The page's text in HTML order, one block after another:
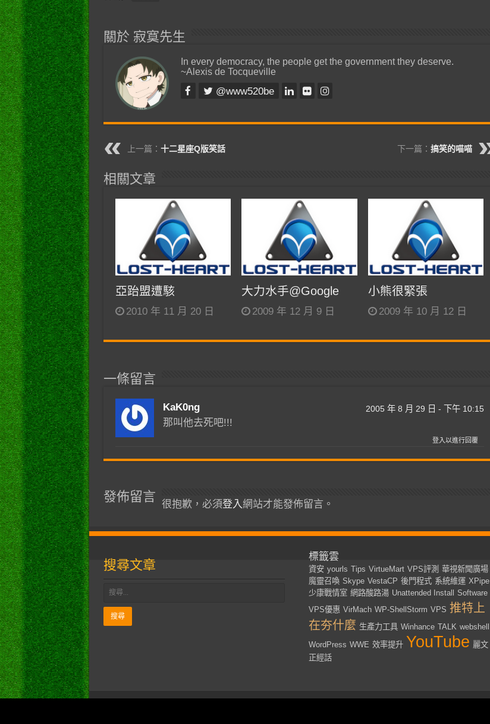
關於 寂寞先生
In every democracy, the people get the government they deserve.
~Alexis de Tocqueville
@www520be
上一篇： 十二星座Q版笑話 下一篇： 搞笑的喵喵
相關文章
亞跆盟遭駭
2010 年 11 月 20 日
大力水手@Google
2009 年 12 月 9 日
小熊很緊張
2009 年 10 月 12 日
一條留言
KaK0ng 2005 年 8 月 29 日 - 下午 10:15
那叫他去死吧!!!
登入以進行回覆
發佈留言
很抱歉，必須登入 網站才能發佈留言。
搜尋文章
標籤雲
資安 yourls Tips VirtueMart VPS評測 華視新聞廣場
魔靈召喚 Skype VestaCP 後門程式 系統維運 XPipe
少康戰情室 網路酸路湯 Unattended Install Software
VPS優惠 VirMach WP-ShellStorm VPS 推特上
在夯什麼 生產力工具 Winhance TALK webshell
WordPress WWE 效率提升 YouTube 麗文
正經話